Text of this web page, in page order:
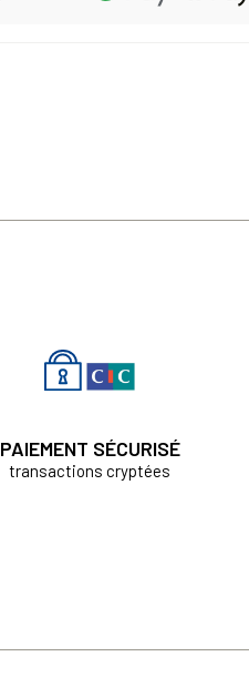
PAIEMENT SÉCURISÉ
transactions cryptées